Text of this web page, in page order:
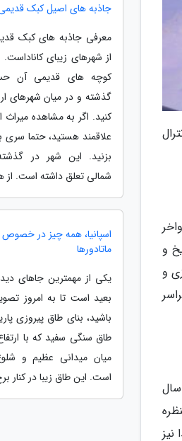
و
و
نیز
جاذبه های اصیل کبک
معرفی جاذبه های کبک
از شهرهای زیبای
کوچه های قدیمی آن
گذشته و در میان شهرهای
کنید. اگر به مشاهده
علاقمند هستید، حتما
بزنید. این شهر در
شمالی تعلق داشته است. از
اسپانیا، همه چیز در
ماتادورها
یکی از مهمترین جاهای
بعید است تا به امروز
باشید، بنای طاق پیروزی
میان میدانی عظیم و
است. این طاق زیبا در کنار